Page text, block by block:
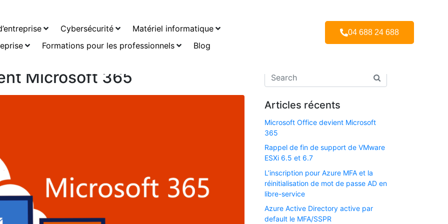
Cybersécurité
Matériel informatique
Formations pour les professionnels Blog
04 688 24 688
Microsoft 365
Articles récents
Microsoft Office devient Microsoft
365
Rappel de fin de support de VMware
ESXi 6.5 et 6.7​
L’inscription pour Azure MFA et la
réinitialisation de mot de passe AD en
libre-service
Azure Active Directory active par
default le MFA/SSPR